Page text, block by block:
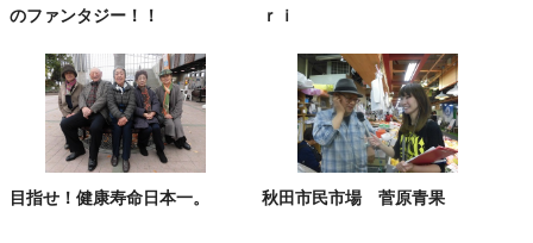
のファンタジー！！
ｒｉ
目指せ！健康寿命日本一。 秋田市民市場 菅原青果